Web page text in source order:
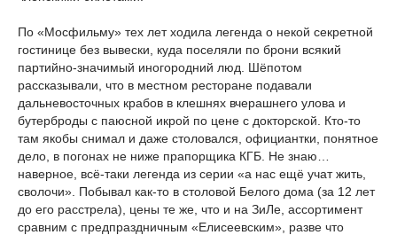
По «Мосфильму» тех лет ходила легенда о некой секретной
гостинице без вывески, куда поселяли по брони всякий
партийно-значимый иногородний люд. Шёпотом
рассказывали, что в местном ресторане подавали
дальневосточных крабов в клешнях вчерашнего улова и
бутерброды с паюсной икрой по цене с докторской. Кто-то
там якобы снимал и даже столовался, официантки, понятное
дело, в погонах не ниже прапорщика КГБ. Не знаю…
наверное, всё-таки легенда из серии «а нас ещё учат жить,
сволочи». Побывал как-то в столовой Белого дома (за 12 лет
до его расстрела), цены те же, что и на ЗиЛе, ассортимент
сравним с предпраздничным «Елисеевским», разве что